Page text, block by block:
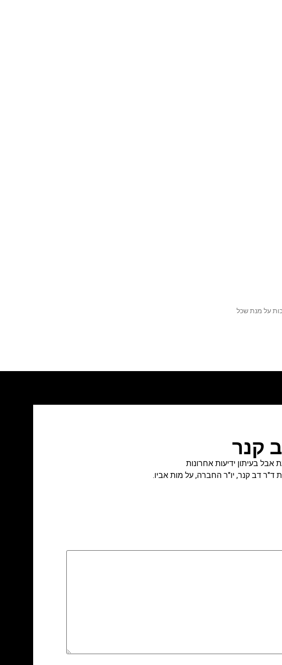
קנר
אבל בעיתון ידיעות אחרונות
ד"ר דב קנר, יו"ר החברה, על מות אביו.